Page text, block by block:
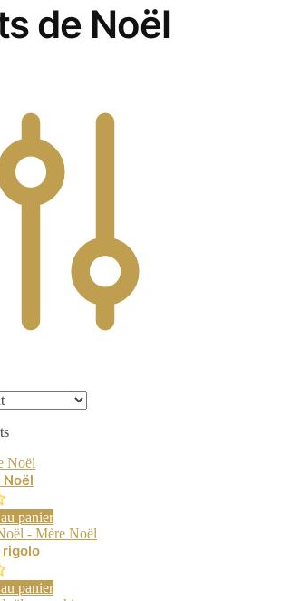
de Noël
Sorted
price:
low
high
panier
rigolo
panier